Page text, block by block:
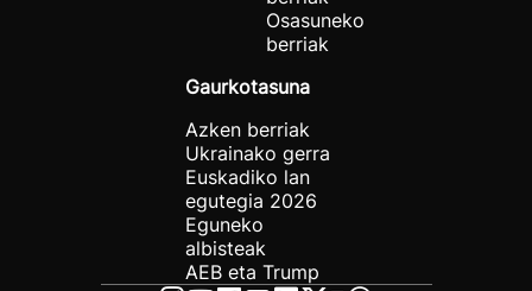
Osasuneko
berriak
Gaurkotasuna
Azken berriak
Ukrainako gerra
Euskadiko lan
egutegia 2026
Eguneko
albisteak
AEB eta Trump